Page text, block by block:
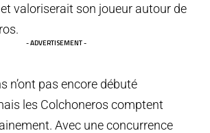
valoriserait son joueur autour de
- ADVERTISEMENT -
n’ont pas encore débuté
les Colchoneros comptent
Avec une concurrence